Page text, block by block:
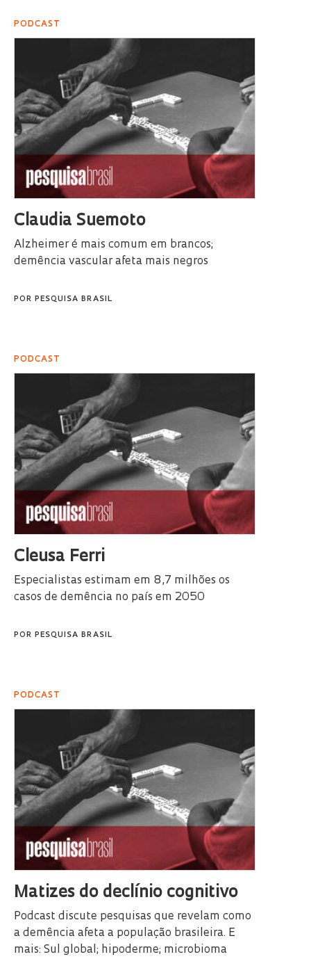
PODCAST
Claudia Suemoto
Alzheimer é mais comum em brancos;
demência vascular afeta mais negros
POR PESQUISA BRASIL
PODCAST
Cleusa Ferri
Especialistas estimam em 8,7 milhões os
casos de demência no país em 2050
POR PESQUISA BRASIL
PODCAST
Matizes do declínio cognitivo
Podcast discute pesquisas que revelam como
a demência afeta a população brasileira. E
mais: Sul global; hipoderme; microbioma